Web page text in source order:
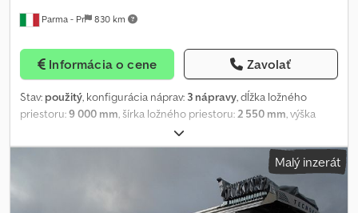
Parma - Pr 830 km
Informácia o cene Zavolať
Stav: použitý, konfigurácia náprav: 3 nápravy, dĺžka ložného
priestoru:9 000 mm, šírka ložného priestoru:2 550 mm, výška
, objem nakladacieho priestoru:
m³, zavesenie:vzduch, veľkosť pneumatiky:385/65 r22,5, farba:
, NOVÝ SAMONAKLÁDACÍ SKLÁPĚCÍ NÁVĚS TECNOKAR
DELFINO SL 9000 S HLINÍKOVOU KORBOU, IHNED K DODÁNÍ;
ROZMĚRY NÁKLADOVÉHO PROSTORU: DÉLKA 9000 MM X ŠÍŘKA
Malý inzerát